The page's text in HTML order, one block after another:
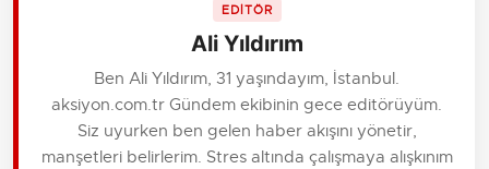
EDİTÖR
Ali Yıldırım
Ben Ali Yıldırım, 31 yaşındayım, İstanbul.
aksiyon.com.tr Gündem ekibinin gece editörüyüm.
Siz uyurken ben gelen haber akışını yönetir,
manşetleri belirlerim. Stres altında çalışmaya alışkınım